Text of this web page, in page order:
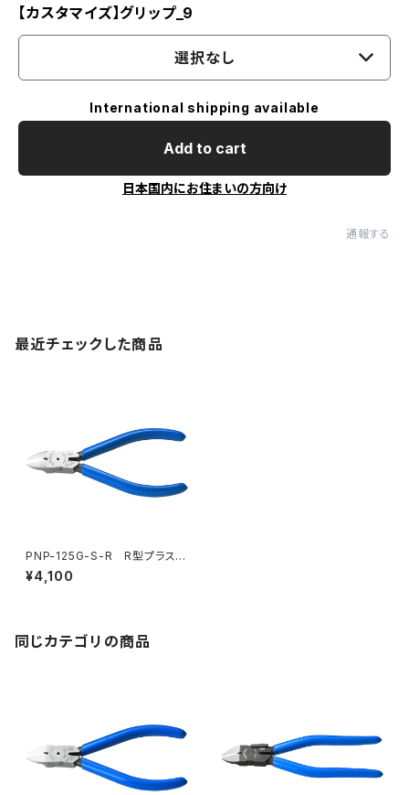
【カスタマイズ】グリップ_9
選択なし
International shipping available
Add to cart
日本国内にお住まいの方向け
通報する
最近チェックした商品
PNP-125G-S-R R型プラスチ
ックニッパ（バネ付）
¥4,100
同じカテゴリの商品